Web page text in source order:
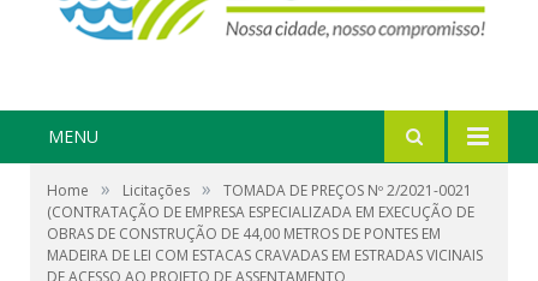
MENU
Home » Licitações »
TOMADA DE PREÇOS Nº 2/2021-0021
(CONTRATAÇÃO DE EMPRESA ESPECIALIZADA EM EXECUÇÃO DE
OBRAS DE CONSTRUÇÃO DE 44,00 METROS DE PONTES EM
MADEIRA DE LEI COM ESTACAS CRAVADAS EM ESTRADAS VICINAIS
DE ACESSO AO PROJETO DE ASSENTAMENTO